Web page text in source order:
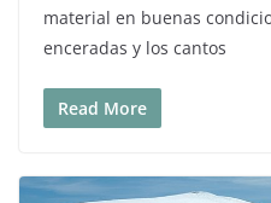
material en buenas
enceradas y los cantos
Read More